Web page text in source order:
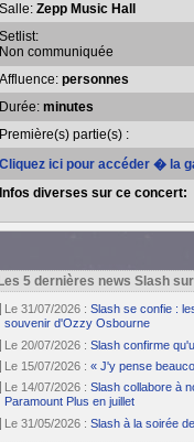
Salle: Zepp Music Hall
Setlist:
Non communiquée
Affluence: personnes
Durée: minutes
Première(s) partie(s) :
Cliquez ici pour accéder � la
Infos diverses sur ce concert:
Les 5 dernières news Slash
Le 31/07/2026 : Slash se confie :
souvenir d'Ozzy Osbourne
Le 20/07/2026 : Slash confirme
Le 15/07/2026 : « J'y pense
Le 14/07/2026 : Slash collabore à
Paramount Plus en juillet
Le 31/05/2026 : Slash à la soirée